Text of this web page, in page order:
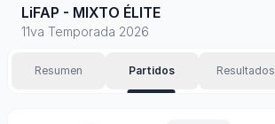
LiFAP - MIXTO ÉLITE
11va Temporada 2026
Resumen Partidos Resultados